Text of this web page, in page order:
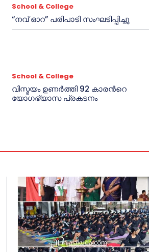
School & College
“നവ് ഓറ” പരിപാടി സംഘടിപ്പിച്ചു
School & College
വിസ്മയം ഉണർത്തി 92 കാരൻറെ
യോഗഭ്യാസ പ്രകടനം